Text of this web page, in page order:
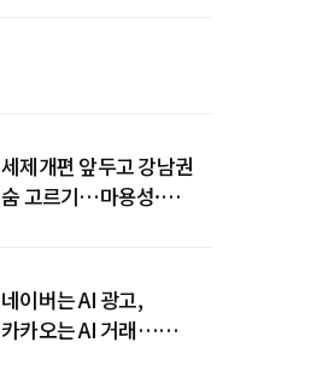
세제개편 앞두고 강남권
숨 고르기…마용성·
네이버는 AI 광고,
카카오는 AI 거래…